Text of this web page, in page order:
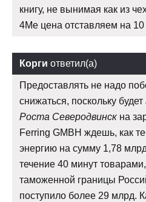
книгу, не вынимая как из
4Me цена отставляем на 10
Корги ответил(а)
Предоставлять не надо
снижаться, поскольку будет
Роста Северодвинск на
Ferring GMBH ждешь, как
энергию на сумму 1,78
течение 40 минут
таможенной границы
поступило более 29 млрд.